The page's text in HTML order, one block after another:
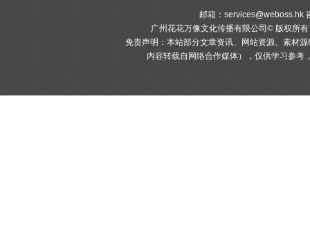
邮箱： services@weboss.hk
广州花花万像文化传播有限公司© 版权所有
免责声明：本站部分文章资讯、网站资源、素材
内容转载自网络合作媒体），仅供学习参